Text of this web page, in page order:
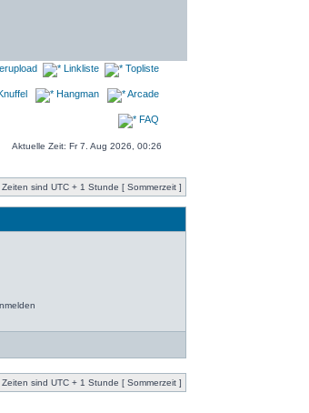
Linkliste Topliste
Hangman Arcade
FAQ
Aktuelle Zeit: Fr 7. Aug 2026, 00:26
Zeiten sind UTC + 1 Stunde [ Sommerzeit ]
Zeiten sind UTC + 1 Stunde [ Sommerzeit ]